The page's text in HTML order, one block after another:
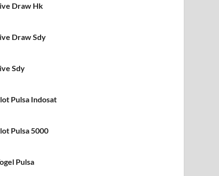
Draw Hk
Draw Sdy
Sdy
Pulsa Indosat
Pulsa 5000
Pulsa